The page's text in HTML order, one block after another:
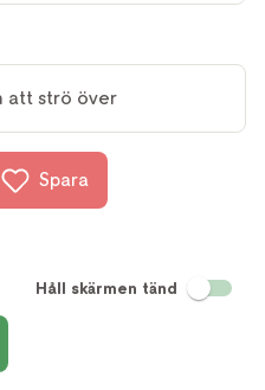
att strö över
Spara
Håll skärmen tänd